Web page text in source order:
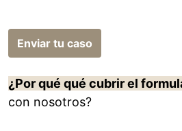
Enviar tu caso
¿Por qué qué cubrir el
con nosotros?